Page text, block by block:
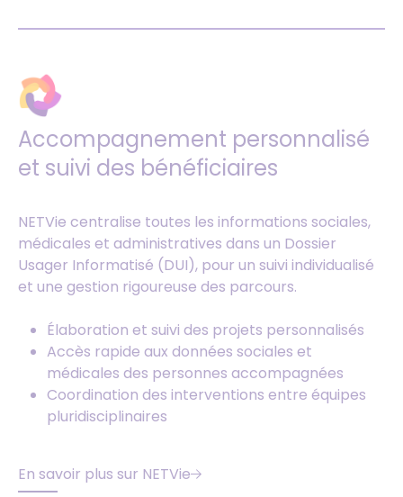
Accompagnement personnalisé
et suivi des bénéficiaires
NETVie centralise toutes les informations sociales,
médicales et administratives dans un Dossier
Usager Informatisé (DUI), pour un suivi individualisé
et une gestion rigoureuse des parcours.
Élaboration et suivi des projets personnalisés
Accès rapide aux données sociales et
médicales des personnes accompagnées
Coordination des interventions entre équipes
pluridisciplinaires
En savoir plus sur NETVie